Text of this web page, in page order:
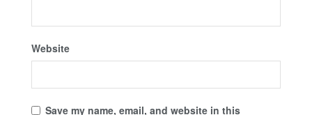
Website
Save my name, email, and website in this